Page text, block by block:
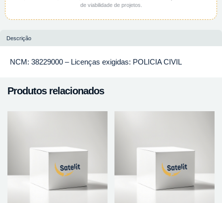
de viabilidade de projetos.
Descrição
NCM: 38229000 – Licenças exigidas: POLICIA CIVIL
Produtos relacionados